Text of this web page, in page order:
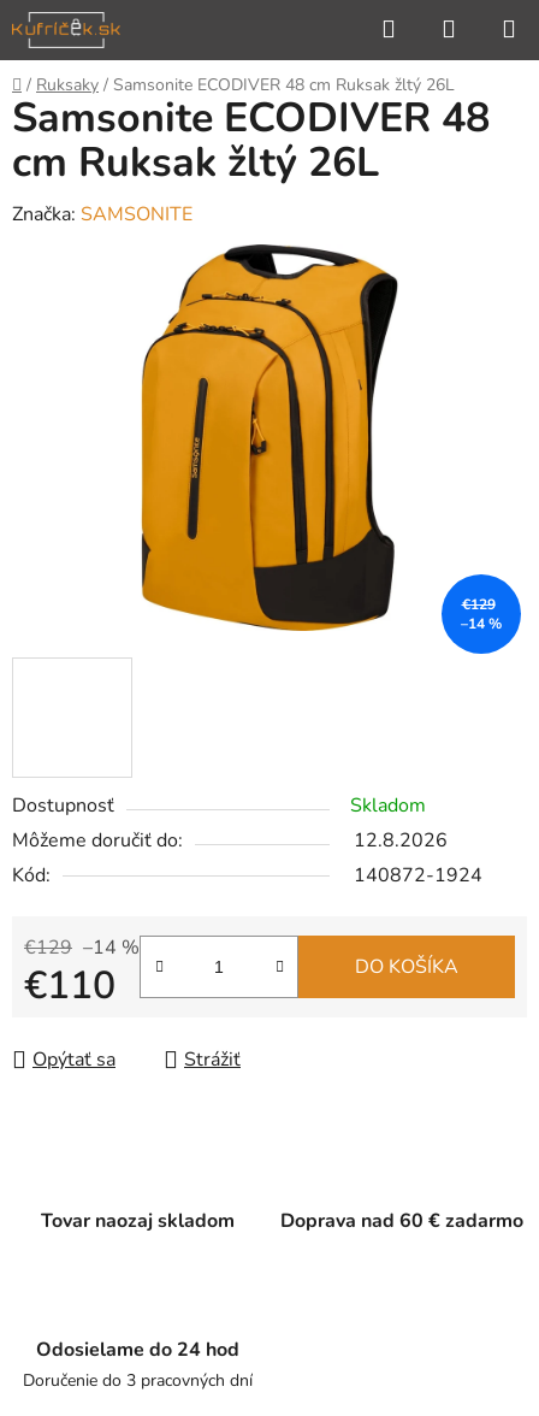
Prejsť
na
obsah
Hľadať
KOŠÍK
Domov
/ Ruksaky / Samsonite ECODIVER 48 cm Ruksak žltý 26L
Dostupnosť
Skladom
Môžeme doručiť do:
12.8.2026
Kód:
140872-1924
€129 –14 %
€110 DO KOŠÍKA
Opýtať sa Strážiť
Samsonite ECODIVER 48
cm Ruksak žltý 26L
Značka: SAMSONITE
€129
–14 %
Tovar naozaj skladom Doprava nad 60 € zadarmo
Odosielame do 24 hod
Doručenie do 3 pracovných dní